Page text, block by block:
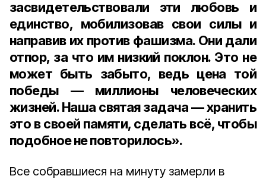
засвидетельствовали эти любовь и
единство, мобилизовав свои силы и
направив их против фашизма. Они дали
отпор, за что им низкий поклон. Это не
может быть забыто, ведь цена той
победы — миллионы человеческих
жизней. Наша святая задача — хранить
это в своей памяти, сделать всё, чтобы
подобное не повторилось».
Все собравшиеся на минуту замерли в